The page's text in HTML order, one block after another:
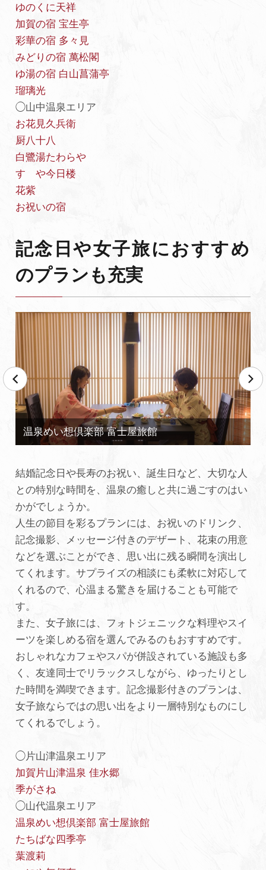
ゆのくに天祥
加賀の宿 宝生亭
彩華の宿 多々見
みどりの宿 萬松閣
ゆ湯の宿 白山菖蒲亭
瑠璃光
◯山中温泉エリア
お花見久兵衛
厨八十八
白鷺湯たわらや
すゞや今日楼
花紫
お祝いの宿
記念日や女子旅におすすめ
のプランも充実
結婚記念日や長寿のお祝い、誕生日など、大切な人
との特別な時間を、温泉の癒しと共に過ごすのはい
かがでしょうか。
人生の節目を彩るプランには、お祝いのドリンク、
記念撮影、メッセージ付きのデザート、花束の用意
などを選ぶことができ、思い出に残る瞬間を演出し
てくれます。サプライズの相談にも柔軟に対応して
くれるので、心温まる驚きを届けることも可能で
す。
また、女子旅には、フォトジェニックな料理やスイ
ーツを楽しめる宿を選んでみるのもおすすめです。
おしゃれなカフェやスパが併設されている施設も多
く、友達同士でリラックスしながら、ゆったりとし
た時間を満喫できます。記念撮影付きのプランは、
女子旅ならではの思い出をより一層特別なものにし
てくれるでしょう。
◯片山津温泉エリア
加賀片山津温泉 佳水郷
季がさね
◯山代温泉エリア
温泉めい想倶楽部 富士屋旅館
たちばな四季亭
葉渡莉